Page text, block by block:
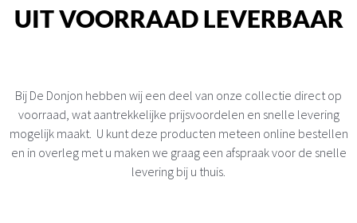
UIT VOORRAAD LEVERBAAR
Bij De Donjon hebben wij een deel van onze collectie direct op
voorraad, wat aantrekkelijke prijsvoordelen en snelle levering
mogelijk maakt. U kunt deze producten meteen online bestellen
en in overleg met u maken we graag een afspraak voor de snelle
levering bij u thuis.